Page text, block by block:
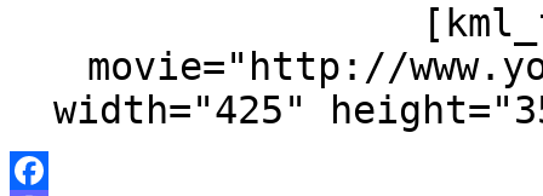
movie="http://
width="425"